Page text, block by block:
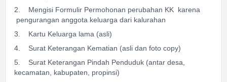
2. Mengisi Formulir Permohonan perubahan KK karena
pengurangan anggota keluarga dari kalurahan
3. Kartu Keluarga lama (asli)
4. Surat Keterangan Kematian (asli dan foto copy)
5. Surat Keterangan Pindah Penduduk (antar desa,
kecamatan, kabupaten, propinsi)